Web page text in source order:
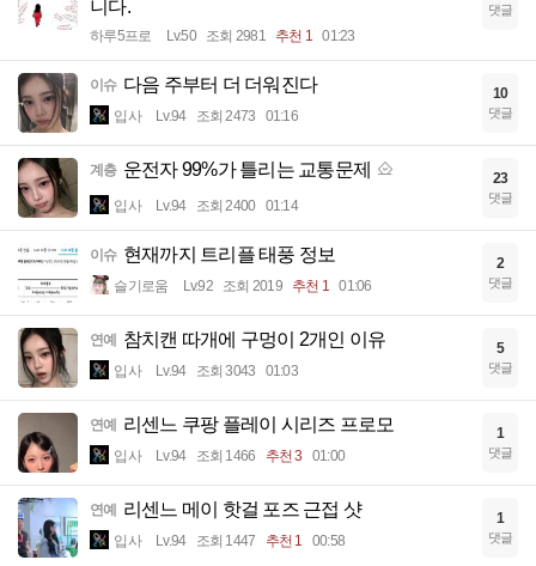
니다.
하루5프로 Lv.50 조회 2981 추천 1 01:23
댓글
이슈 다음 주부터 더 더워진다
입사 Lv.94 조회 2473 01:16
10
댓글
계층 운전자 99%가 틀리는 교통문제
입사 Lv.94 조회 2400 01:14
23
댓글
이슈 현재까지 트리플 태풍 정보
슬기로움 Lv.92 조회 2019 추천 1 01:06
2
댓글
연예 참치캔 따개에 구멍이 2개인 이유
입사 Lv.94 조회 3043 01:03
5
댓글
연예 리센느 쿠팡 플레이 시리즈 프로모
입사 Lv.94 조회 1466 추천 3 01:00
1
댓글
연예 리센느 메이 핫걸 포즈 근접 샷
입사 Lv.94 조회 1447 추천 1 00:58
1
댓글